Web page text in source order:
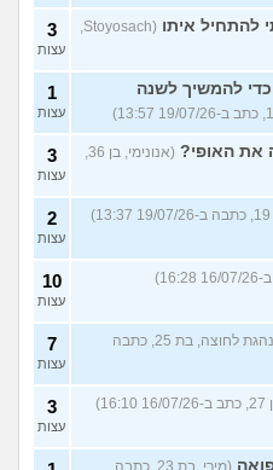
להתחיל איתו
(Stoyosach,
3
עצות
להמשיך לשנה
1
עצות
את האופי?
(אנונימי, בן 36,
3
עצות
2
עצות
10
עצות
(נהגת לחוצה, בת 25, כתבה
7
עצות
3
עצות
(מירי, בת 23, כתבה